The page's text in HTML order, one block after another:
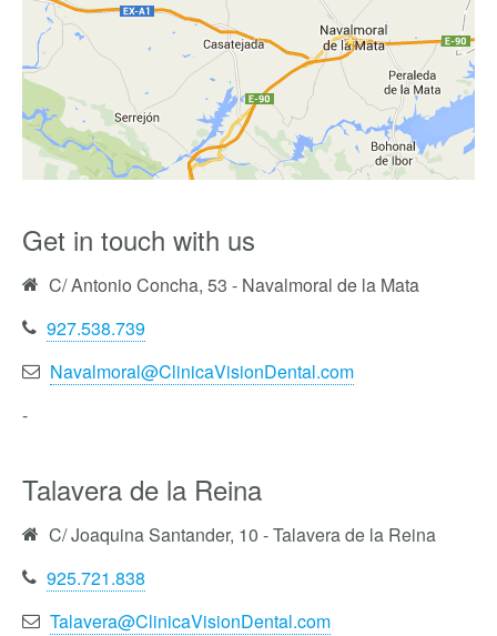
Get in touch with us
C/ Antonio Concha, 53 - Navalmoral de la Mata
927.538.739
Navalmoral@ClinicaVisionDental.com
-
Talavera de la Reina
C/ Joaquina Santander, 10 - Talavera de la Reina
925.721.838
Talavera@ClinicaVisionDental.com